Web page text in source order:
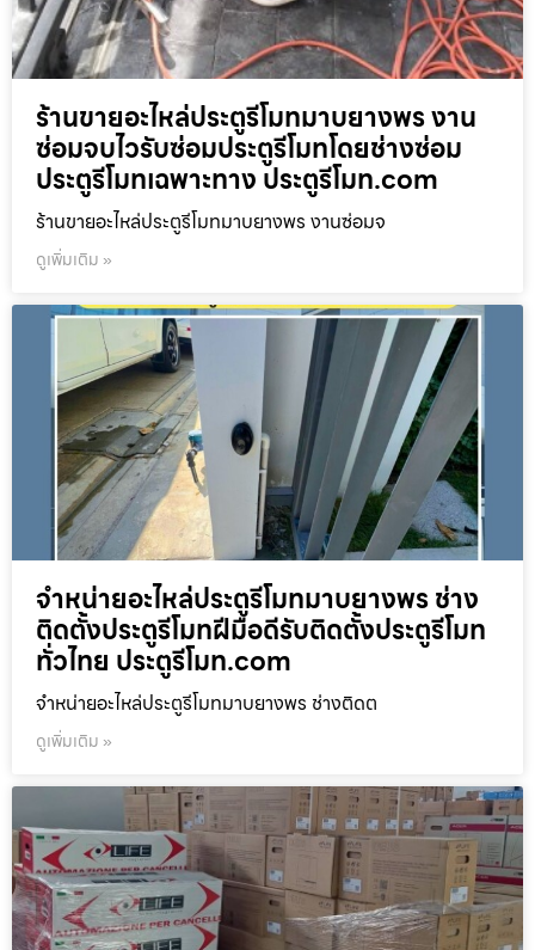
ร้านขายอะไหล่ประตูรีโมทมาบยางพร งาน
ซ่อมจบไวรับซ่อมประตูรีโมทโดยช่างซ่อม
ประตูรีโมทเฉพาะทาง ประตูรีโมท.com
ร้านขายอะไหล่ประตูรีโมทมาบยางพร งานซ่อมจ
ดูเพิ่มเติม »
จำหน่ายอะไหล่ประตูรีโมทมาบยางพร ช่าง
ติดตั้งประตูรีโมทฝีมือดีรับติดตั้งประตูรีโมท
ทั่วไทย ประตูรีโมท.com
จำหน่ายอะไหล่ประตูรีโมทมาบยางพร ช่างติดต
ดูเพิ่มเติม »